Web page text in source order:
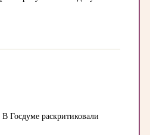
Госдуме раскритиковали